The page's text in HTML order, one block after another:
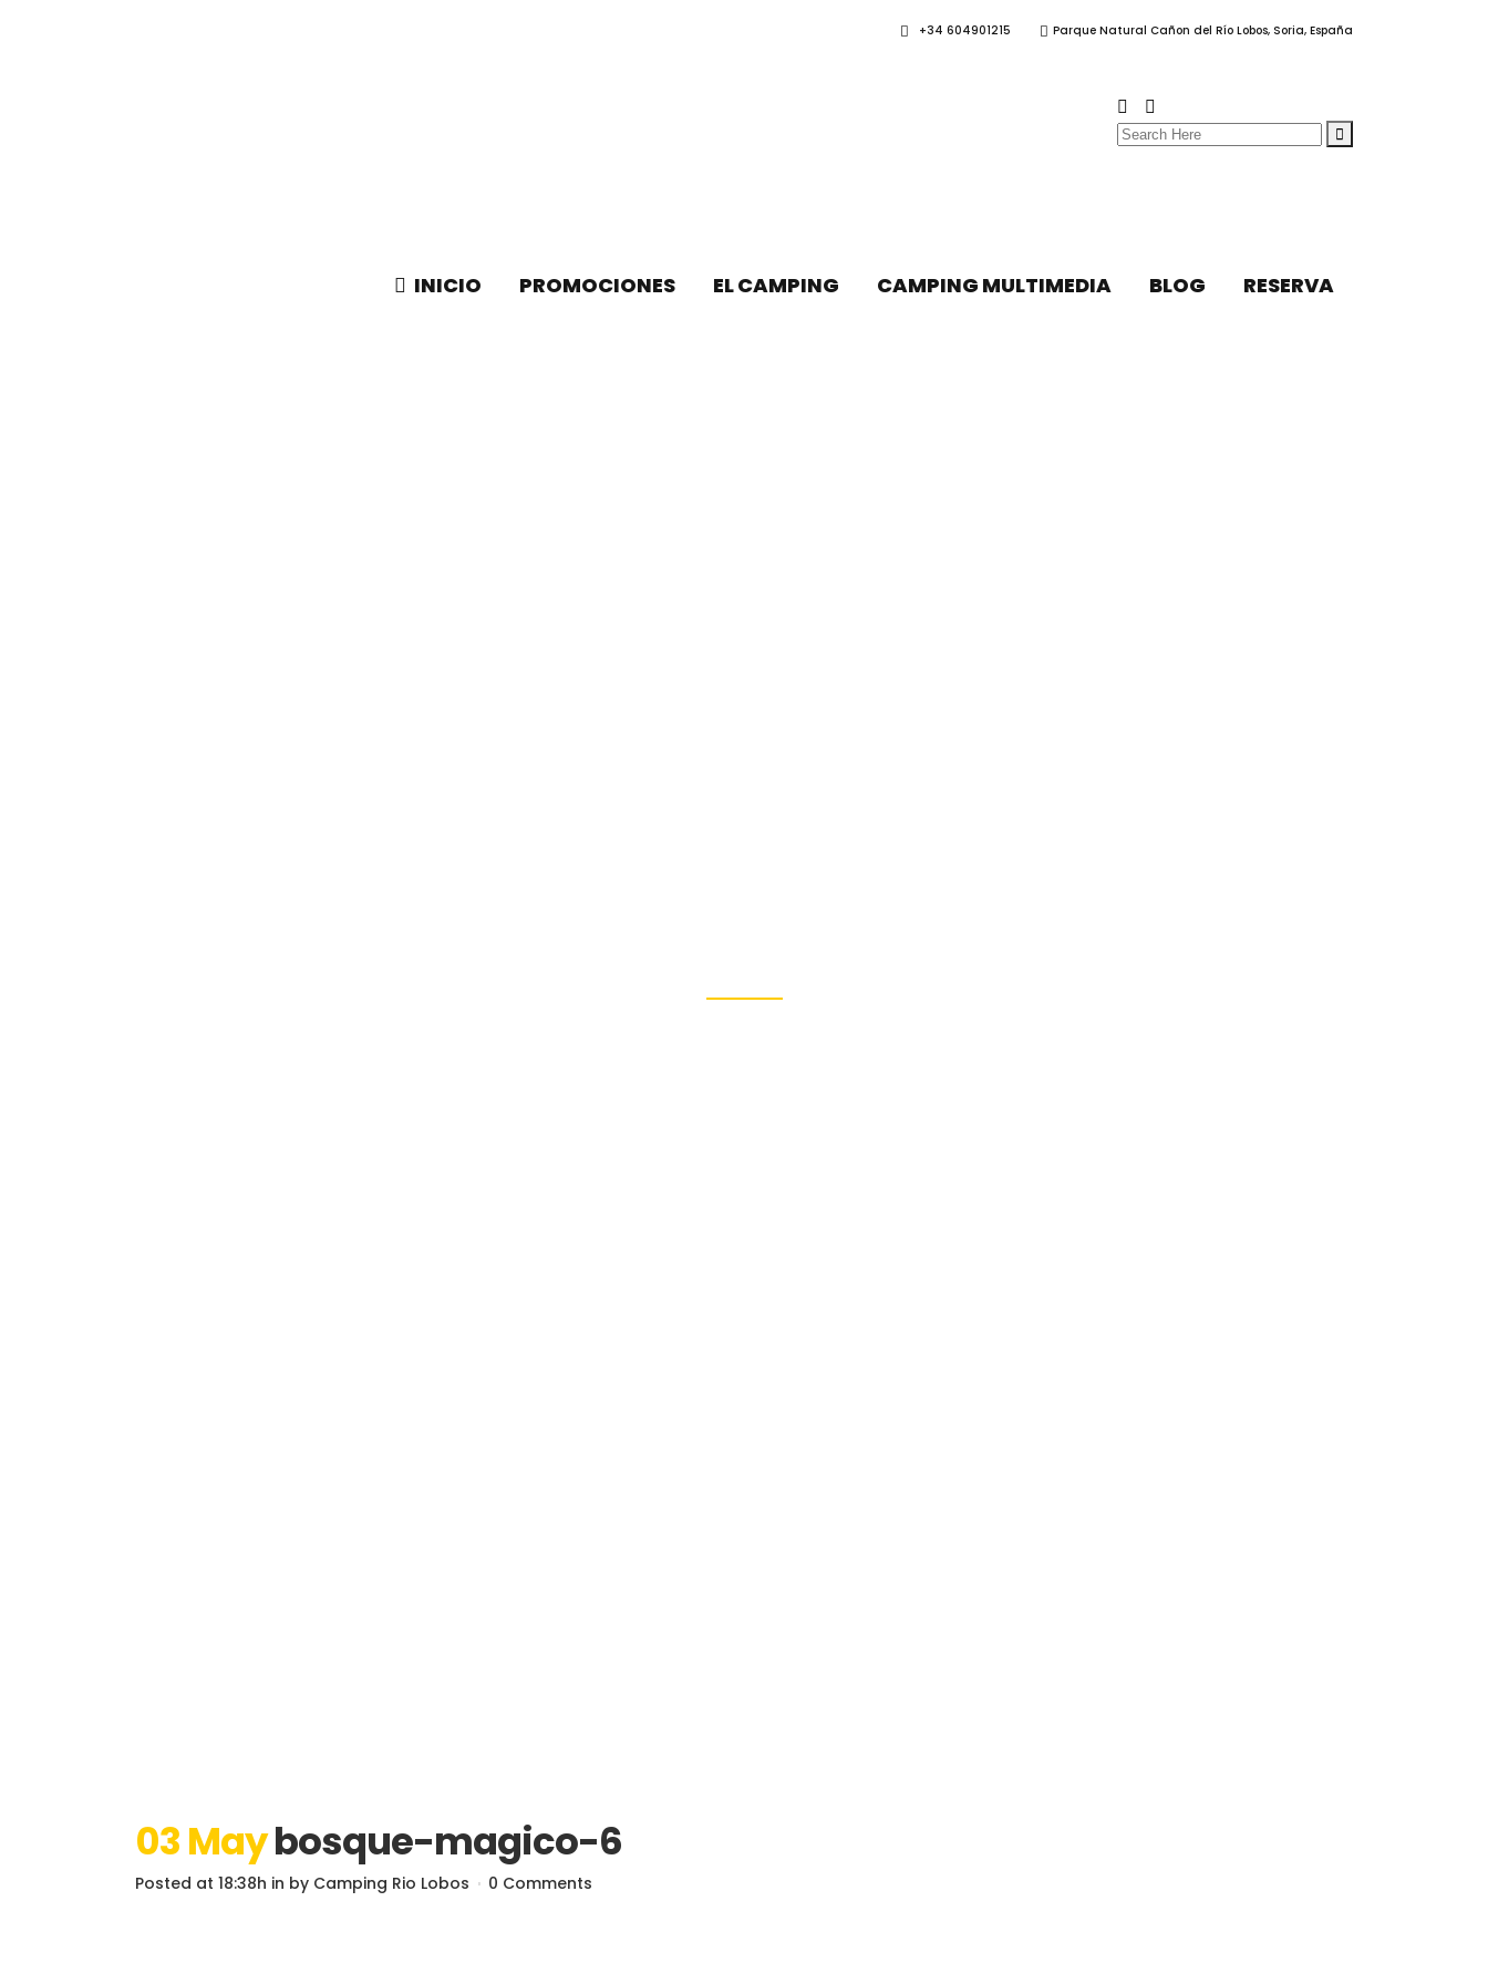
+34 604901215 Parque Natural Cañon del Río Lobos, Soria, España
Search
INICIO PROMOCIONES EL CAMPING CAMPING MULTIMEDIA BLOG RESERVA
03 Maybosque-magico-6
Posted at 18:38h in by Camping Rio Lobos 0 Comments